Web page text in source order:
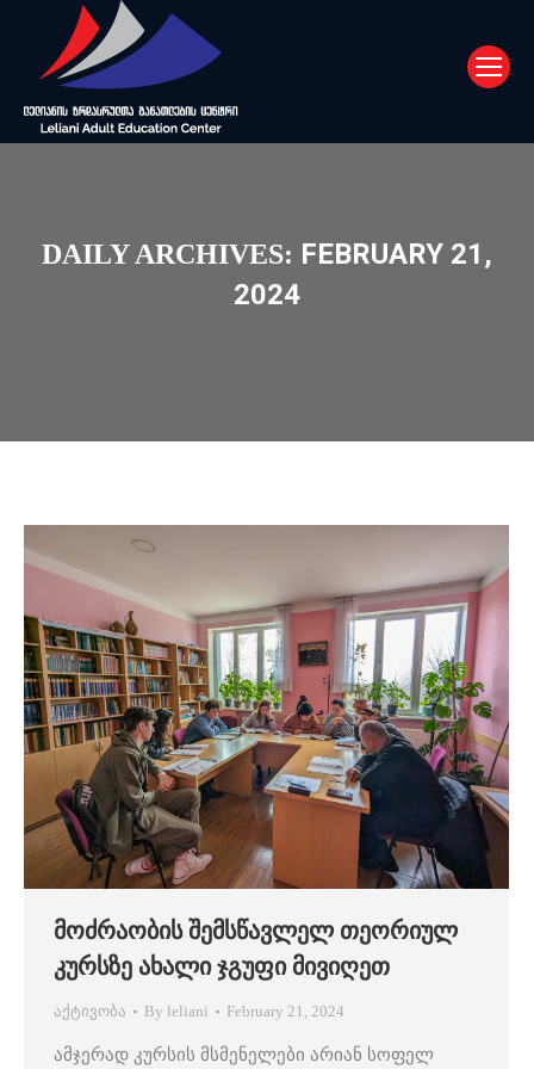
DAILY ARCHIVES: FEBRUARY 21,
2024
მოძრაობის შემსწავლელ თეორიულ
კურსზე ახალი ჯგუფი მივიღეთ
აქტივობა By leliani February 21, 2024
ამჯერად კურსის მსმენელები არიან სოფელ